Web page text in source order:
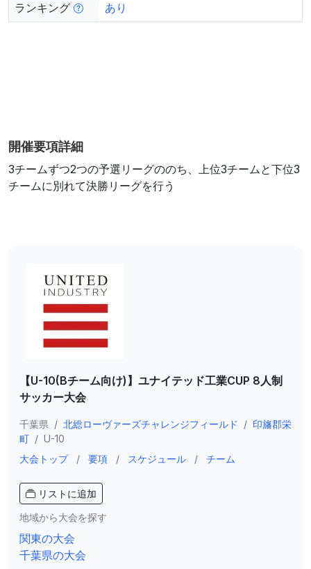
ランキング あり
開催要項詳細
3チームずつ2つの予選リーグののち、上位3チームと下位3
チームに別れて決勝リーグを行う
【U-10(Bチーム向け)】ユナイテッド工業CUP 8人制
サッカー大会
千葉県 / 北総ローヴァーズチャレンジフィールド / 印旛郡栄
町 / U-10
大会トップ
/ 要項 / スケジュール / チーム
リストに追加
地域から大会を探す
関東の大会
千葉県の大会